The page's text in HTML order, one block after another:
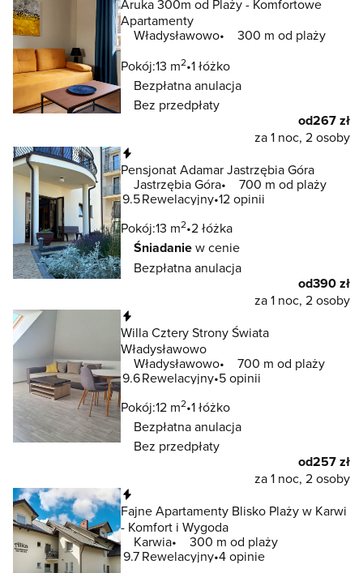
Aruka 300m od Plaży - Komfortowe
Apartamenty
Władysławowo
300 m od plaży
Pokój:13 m2 1 łóżko
Bezpłatna anulacja
Bez przedpłaty
od267 zł
za 1 noc, 2 osoby
Pensjonat Adamar Jastrzębia Góra
Jastrzębia Góra
700 m od plaży
9.5Rewelacyjny 12 opinii
Pokój:13 m2 2 łóżka
Śniadaniew cenie
Bezpłatna anulacja
od390 zł
za 1 noc, 2 osoby
Willa Cztery Strony Świata
Władysławowo
Władysławowo
700 m od plaży
9.6Rewelacyjny 5 opinii
Pokój:12 m2 1 łóżko
Bezpłatna anulacja
Bez przedpłaty
od257 zł
za 1 noc, 2 osoby
Fajne Apartamenty Blisko Plaży w Karwi
- Komfort i Wygoda
Karwia
300 m od plaży
9.7Rewelacyjny 4 opinie